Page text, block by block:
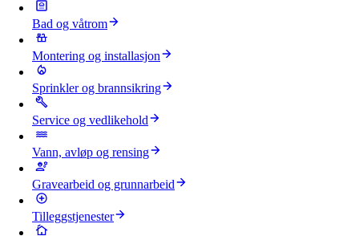
Bad og våtrom
Montering og installasjon
Sprinkler og brannsikring
Service og vedlikehold
Vann, avløp og rensing
Gravearbeid og grunnarbeid
Tilleggstjenester